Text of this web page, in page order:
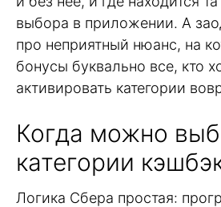
выбора в приложении. А
про неприятный нюанс, на
бонусы буквально все, кто
активировать категории
Когда можно
категории
Логика Сбера простая: